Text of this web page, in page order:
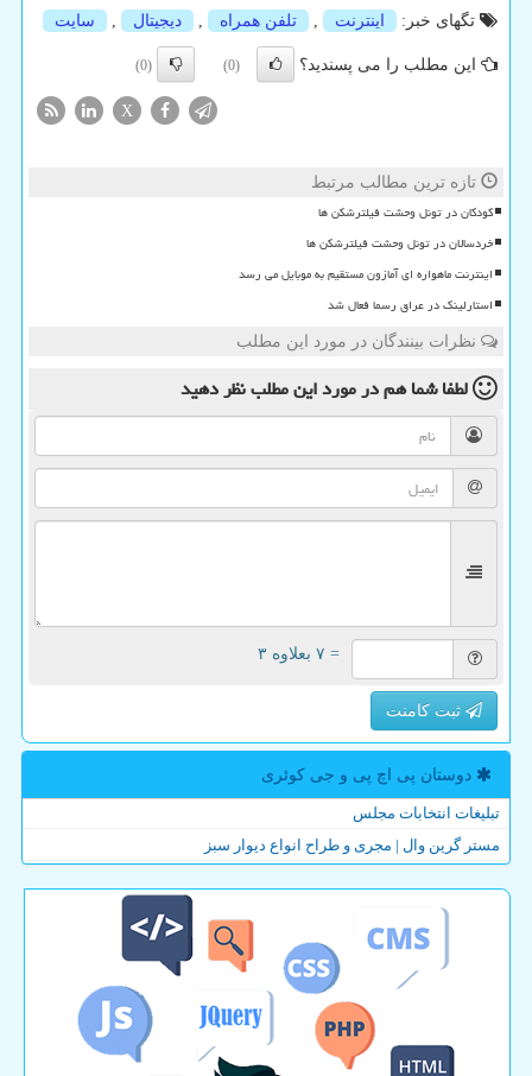
تگهای خبر: اینترنت , تلفن همراه , دیجیتال , سایت
این مطلب را می پسندید؟ (0)
(0)
X
تازه ترین مطالب مرتبط
کودکان در تونل وحشت فیلترشکن ها
خردسالان در تونل وحشت فیلترشکن ها
اینترنت ماهواره ای آمازون مستقیم به موبایل می رسد
استارلینک در عراق رسما فعال شد
نظرات بینندگان در مورد این مطلب
لطفا شما همدر مورد این مطلبنظر دهید
= ۷ بعلاوه ۳
ثبت کامنت
دوستان پی اچ پی و جی كوئری
تبلیغات انتخابات مجلس
مستر گرین وال | مجری و طراح انواع دیوار سبز